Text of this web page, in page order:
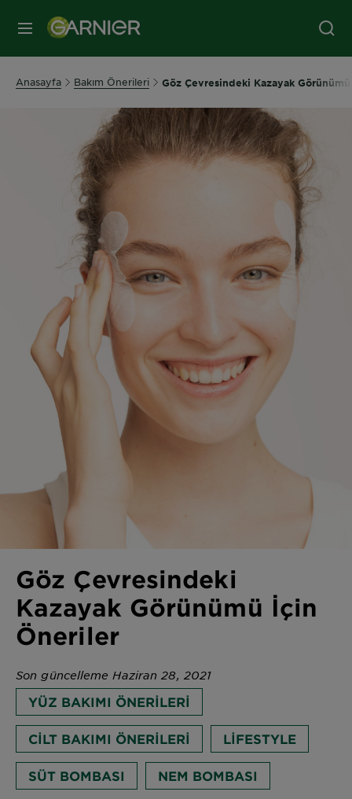
MENÜ
Anasayfa Bakım Önerileri Göz Çevresindeki Kazayak
Göz Çevresindeki
Kazayak Görünümü İçin
Öneriler
Son güncelleme Haziran 28, 2021
YÜZ BAKIMI ÖNERILERI
CILT BAKIMI ÖNERILERI LIFESTYLE
SÜT BOMBASI NEM BOMBASI